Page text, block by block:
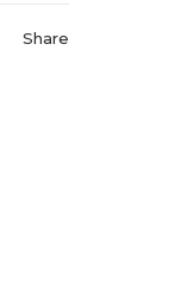
Share